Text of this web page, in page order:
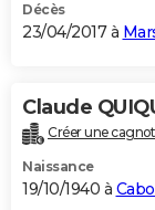
Décès
23/04/2017 à
Claude
Créer une
Naissance
19/10/1940 à